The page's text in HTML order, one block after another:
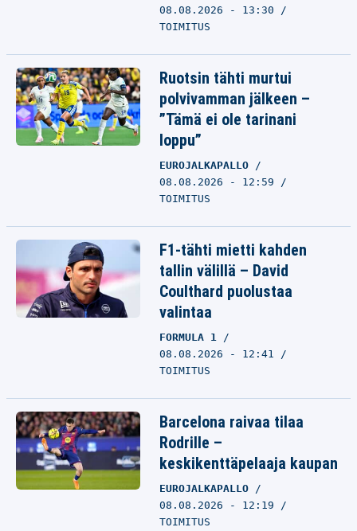
08.08.2026 - 13:30
TOIMITUS
Ruotsin tähti murtui
polvivamman jälkeen –
”Tämä ei ole tarinani
loppu”
EUROJALKAPALLO
08.08.2026 - 12:59
TOIMITUS
F1-tähti mietti kahden
tallin välillä – David
Coulthard puolustaa
valintaa
FORMULA 1
08.08.2026 - 12:41
TOIMITUS
Barcelona raivaa tilaa
Rodrille –
keskikenttäpelaaja kaupan
EUROJALKAPALLO
08.08.2026 - 12:19
TOIMITUS